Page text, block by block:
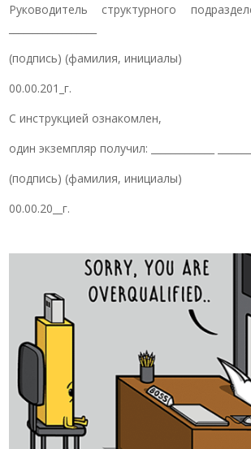
Руководитель структурного
(подпись) (фамилия, инициалы)
00.00.201_г.
С инструкцией ознакомлен,
один экземпляр получил: _____________
(подпись) (фамилия, инициалы)
00.00.20__г.